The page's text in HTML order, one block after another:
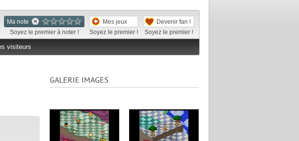
Ma note
Soyez le premier à noter !
Mes jeux
Soyez le premier !
Devenir fan !
Soyez le premier !
visiteurs
GALERIE IMAGES